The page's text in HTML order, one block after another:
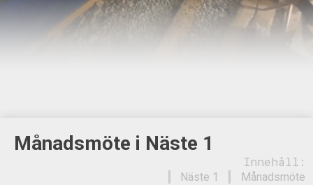
Månadsmöte i Näste 1
Innehåll:
Månadsmöte
Näste 1